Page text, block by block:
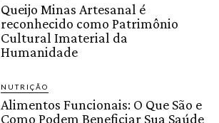
Queijo Minas Artesanal é
reconhecido como Patrimônio
Cultural Imaterial da
Humanidade
NUTRIÇÃO
Alimentos Funcionais: O Que São e
Como Podem Beneficiar Sua Saúde